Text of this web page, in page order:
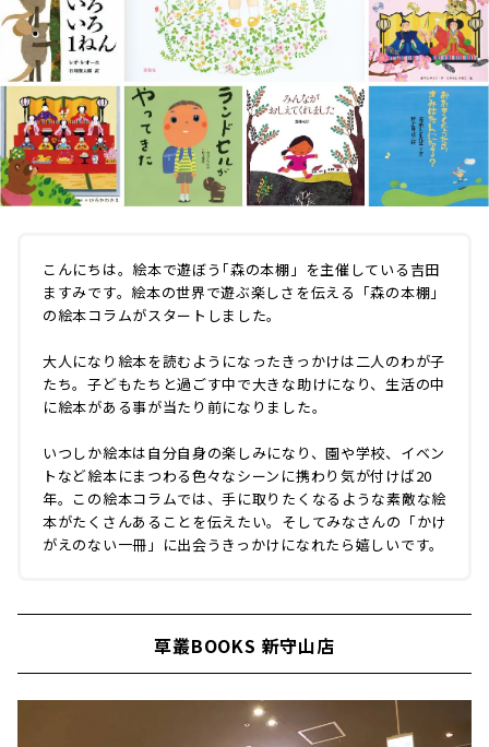
こんにちは。絵本で遊ぼう｢森の本棚」を主催している吉田
ますみです。絵本の世界で遊ぶ楽しさを伝える「森の本棚」
の絵本コラムがスタートしました。
大人になり絵本を読むようになったきっかけは二人のわが子
たち。子どもたちと過ごす中で大きな助けになり、生活の中
に絵本がある事が当たり前になりました。
いつしか絵本は自分自身の楽しみになり、園や学校、イベン
トなど絵本にまつわる色々なシーンに携わり気が付けば20
年。この絵本コラムでは、手に取りたくなるような素敵な絵
本がたくさんあることを伝えたい。そしてみなさんの「かけ
がえのない一冊」に出会うきっかけになれたら嬉しいです。
草叢BOOKS 新守山店